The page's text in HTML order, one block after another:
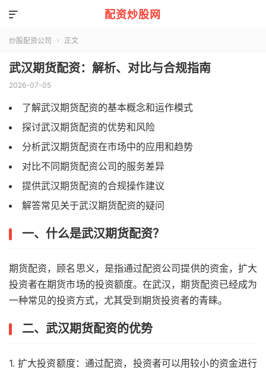
配资炒股网

炒股配资公司  正文
武汉期货配资：解析、对比与合规指南
2026-07-05
了解武汉期货配资的基本概念和运作模式
探讨武汉期货配资的优势和风险
分析武汉期货配资在市场中的应用和趋势
对比不同期货配资公司的服务差异
提供武汉期货配资的合规操作建议
解答常见关于武汉期货配资的疑问
一、什么是武汉期货配资？
期货配资，顾名思义，是指通过配资公司提供的资金，扩大
投资者在期货市场的投资额度。在武汉，期货配资已经成为
一种常见的投资方式，尤其受到期货投资者的青睐。
二、武汉期货配资的优势
1. 扩大投资额度：通过配资，投资者可以用较小的资金进行